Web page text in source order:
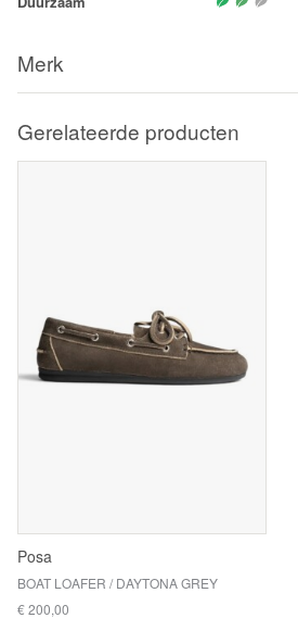
Merk
Gerelateerde producten
Posa
BOAT LOAFER / DAYTONA GREY
€ 200,00